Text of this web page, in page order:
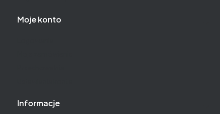
Moje konto
Informacje